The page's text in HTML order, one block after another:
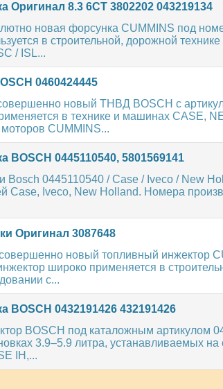
Оригинал 8.3 6CT 3802202 043219134
новая форсунка CUMMINS под
в строительной, дорожной
/ ISL...
0460424445
новый ТНВД BOSCH с
в технике и машинах CASE,
CUMMINS...
BOSCH 0445110540, 5801569141
Bosch 0445110540 / Case / Iveco / New
Case, Iveco, New Holland. Номера
Оригинал 3087648
новый топливный инжектор
широко применяется в
с...
BOSCH 0432191426 432191426
BOSCH под каталожным артикулом
3.9–5.9 литра, устанавливаемых на
IH,...